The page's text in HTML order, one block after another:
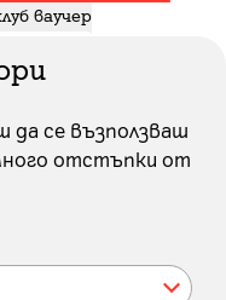
ваучер
да се възползваш
отстъпки от